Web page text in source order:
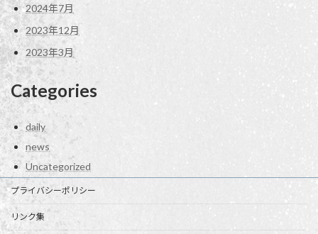
2024年7月
2023年12月
2023年3月
Categories
daily
news
Uncategorized
プライバシーポリシー
リンク集